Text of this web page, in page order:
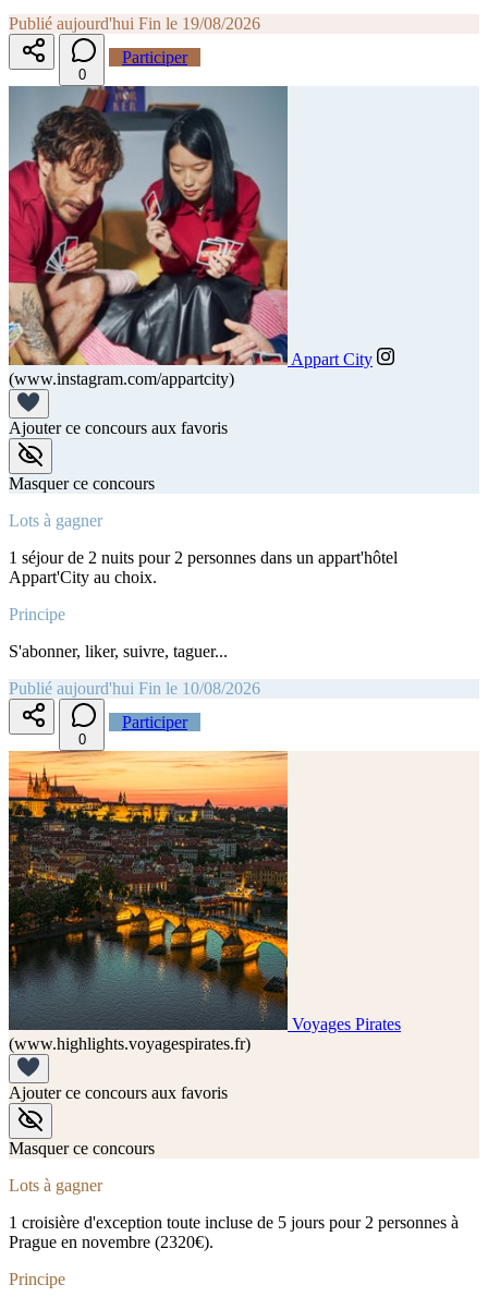
Publié aujourd'hui Fin le 19/08/2026
0
Participer
Appart City
(www.instagram.com/appartcity)
Ajouter ce concours aux favoris
Masquer ce concours
Lots à gagner
1 séjour de 2 nuits pour 2 personnes dans un appart'hôtel
Appart'City au choix.
Principe
S'abonner, liker, suivre, taguer...
Publié aujourd'hui Fin le 10/08/2026
0
Participer
Voyages Pirates
(www.highlights.voyagespirates.fr)
Ajouter ce concours aux favoris
Masquer ce concours
Lots à gagner
1 croisière d'exception toute incluse de 5 jours pour 2 personnes à
Prague en novembre (2320€).
Principe